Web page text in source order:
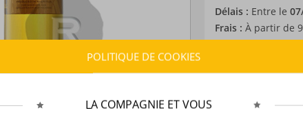
Délais : Entre le
Frais : À partir de
Provenance :Ile
POLITIQUE DE COOKIES
LA COMPAGNIE ET VOUS